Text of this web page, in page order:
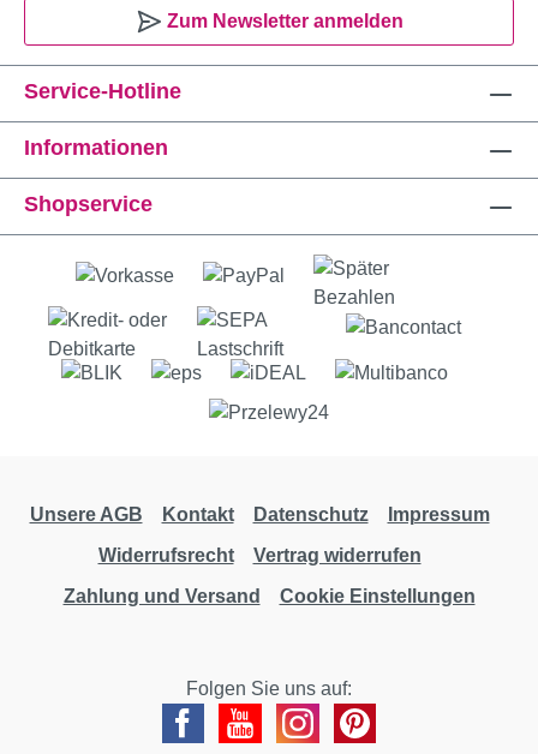
Service-Hotline
Informationen
Shopservice
Zum Newsletter anmelden
Unsere AGB Kontakt Datenschutz
Impressum
Widerrufsrecht
Vertrag widerrufen
Zahlung und Versand
Cookie Einstellungen
Folgen Sie uns auf: